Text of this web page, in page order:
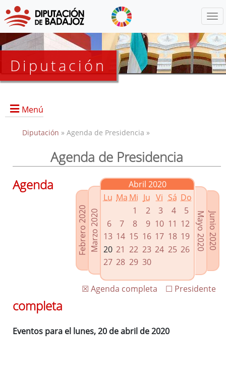
Diputación
Menú
Presidencia
Grupos Políticos
Enlaces relacionados
Agenda de Presidencia
Plenos provinciales y Juntas de gobierno
Oficina de Proyectos Europeos
Diputación » Agenda de Presidencia »
Agenda de Presidencia
Febrero 2020Marzo 2020
Abril 2020
Lu Ma Mi Ju Vi Sá Do
1
2 3 4
5
6
7 8 9 10 11 12
13 14 15 16 17 18 19
20 21 22 23 24 25 26
27 28 29 30
Junio 2020
Mayo 2020
☐ Presidente
☒ Agenda completa
Agenda
completa
Eventos para el lunes, 20 de abril de 2020